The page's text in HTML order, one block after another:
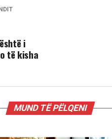
i
të kisha
MUND TË PËLQENI